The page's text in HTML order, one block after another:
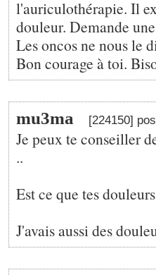
l'auriculothérapie. Il
douleur. Demande
Les oncos ne nous le
Bon courage à toi.
mu3ma [224150]
Je peux te conseiller
..
Est ce que tes
J'avais aussi des